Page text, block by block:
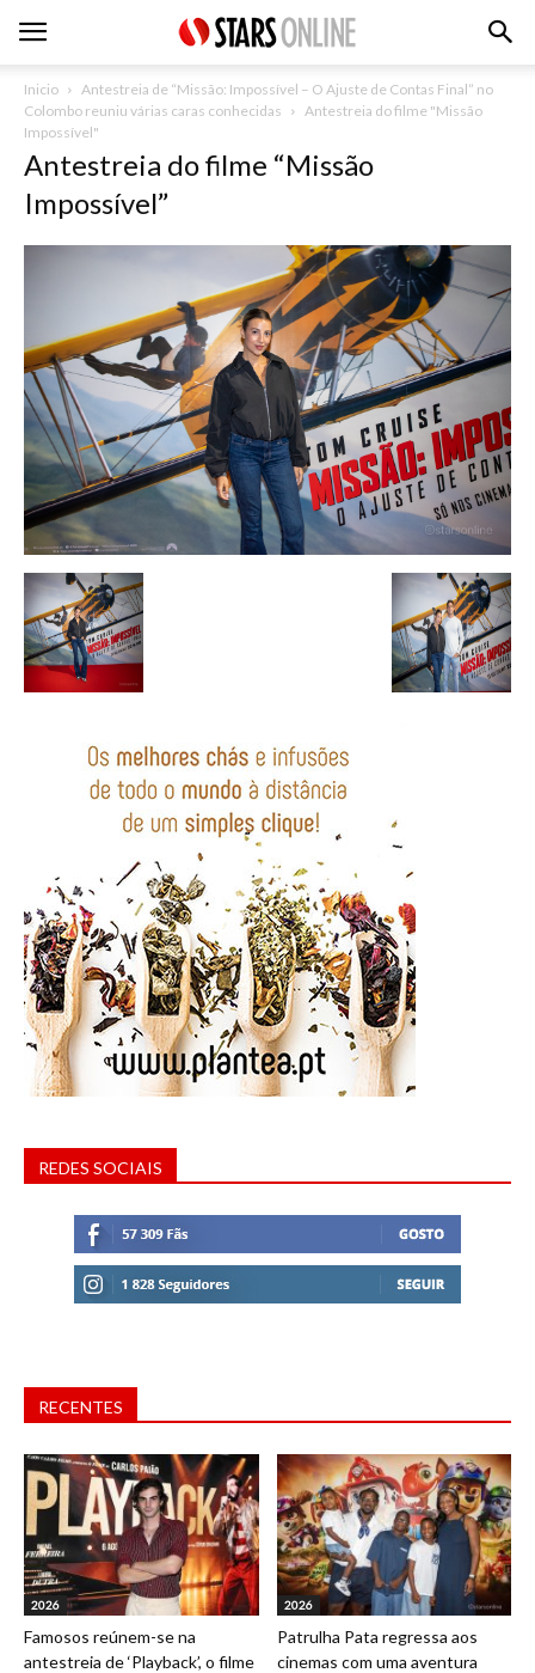
Inicio
Antestreia de “Missão: Impossível – O Ajuste de Contas Final” no
Colombo reuniu várias caras conhecidas
Antestreia do filme "Missão
Impossível"
Antestreia do filme “Missão
Impossível”
REDES SOCIAIS
RECENTES
2026
Famosos reúnem-se na
antestreia de ‘Playback’, o filme
2026
Patrulha Pata regressa aos
cinemas com uma aventura